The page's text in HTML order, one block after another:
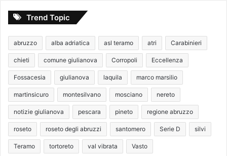
Trend Topic
abruzzo alba adriatica asl teramo atri Carabinieri
chieti comune giulianova Corropoli Eccellenza
Fossacesia giulianova laquila marco marsilio
martinsicuro montesilvano mosciano nereto
notizie giulianova pescara pineto regione abruzzo
roseto roseto degli abruzzi santomero Serie D silvi
Teramo tortoreto val vibrata Vasto